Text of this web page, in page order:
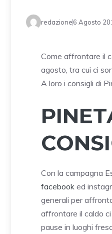
redazione6 Agosto
Come affrontare il
agosto, tra cui ci
A loro i consigli di
Con la campagna
facebook ed
generali per
affrontare il caldo
pause in luoghi